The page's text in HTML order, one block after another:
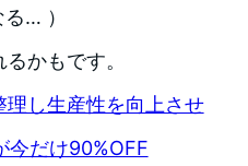
… ）
かもです。
理し生産性を向上させ
今だけ90%OFF